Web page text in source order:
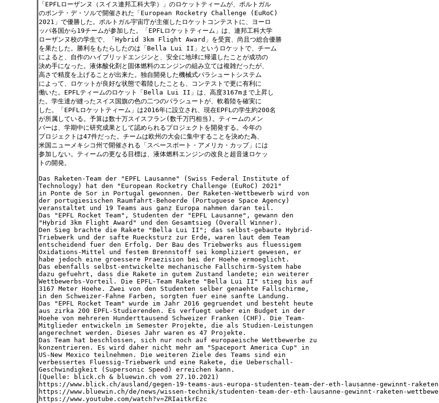
「EPFLローザンヌ（スイス連邦工科大学）」のロケットティームが、ポルトガル
のポンテ・デ・ソルで開催された「European Rocketry Challenge (EuRoC)
2021」で優勝した。ポルトガル宇宙庁が主催したロケットコンテストに、ヨーロ
ッパ各国から19チームが参加した。「EPFLロケットティーム」は、連邦工科大学
ローザンヌ校の学生で、「Hybrid 3km Flight Award」を受賞、尚且つ総合優勝
を果たした。勝利をもたらしたのは「Bella Lui II」というロケットで、チーム
によると、自作のハイブリッドエンジンと、安全に地球に帰還したことが成功の
決め手になった。液体酸化剤と固体燃料のエンジンの組み立ては複雑だったが、
高さで精度を上げることが出来た。独自開発した機械式パラシュートシステム
によって、ロケットが良好な状態で着陸したことも、コンテストで更に有利に
働いた。EPFLティームのロケット「Bella Lui II」は、高度3167mまで上昇し
た。学生達が縫ったスイス国旗の色の二つのパラシュートが、軟着陸を確実に
した。「EPFLロケットティーム」は2016年に設立され、現在EPFLの学生約200名
が所属している。予算は数十万スイスフラン(数千万円相当)。ティームのメン
バーは、学期中に研究成果として認められるプロジェクトを開発する。今年の
プロジェクトは47件だった。チームは欧州の大会に集中することを決めた為、
米国ニューメキシコ州で開催される「スペースポート・アメリカ・カップ」には
参加しない。ティームの更なる目標は、液体燃料エンジンの改良と超音速ロケッ
トの開発。
Das Raketen-Team der "EPFL Lausanne" (Swiss Federal Institute of
Technology) hat den "European Rocketry Challenge (EuRoC) 2021"
in Ponte de Sor in Portugal gewonnen. Der Raketen-Wettbewerb wird von
der portugiesischen Raumfahrt-Behoerde (Portuguese Space Agency)
veranstaltet und 19 Teams aus ganz Europa nahmen daran teil.
Das "EPFL Rocket Team", Studenten der "EPFL Lausanne", gewann den
"Hybrid 3km Flight Award" und den Gesamtsieg (Overall Winner).
Den Sieg brachte die Rakete "Bella Lui II"; das selbst-gebaute Hybrid-
Triebwerk und der safte Ruecksturz zur Erde, waren laut dem Team
entscheidend fuer den Erfolg. Der Bau des Triebwerks aus fluessigem
Oxidations-Mittel und festem Brennstoff sei kompliziert gewesen, er
habe jedoch eine groessere Praezision bei der Hoehe ermoeglicht.
Das ebenfalls selbst-entwickelte mechanische Fallschirm-System habe
dazu gefuehrt, dass die Rakete in gutem Zustand landete; ein weiterer
Wettbewerbs-Vorteil. Die EPFL-Team Rakete "Bella Lui II" stieg bis auf
3167 Meter Hoehe. Zwei von den Studenten selber genaehte Fallschirme,
in den Schweizer-Fahne Farben, sorgten fuer eine sanfte Landung.
Das "EPFL Rocket Team" wurde im Jahr 2016 gegruendet und besteht heute
aus zirka 200 EPFL-Studierenden. Es verfuegt ueber ein Budget in der
Hoehe von mehreren Hunderttausend Schweizer Franken (CHF). Die Team-
Mitglieder entwickeln im Semester Projekte, die als Studien-Leistungen
angerechnet werden. Dieses Jahr waren es 47 Projekte.
Das Team hat beschlossen, sich nur noch auf europaeische Wettbewerbe zu
konzentrieren. Es wird daher nicht mehr am "Spaceport America Cup" in
US-New Mexico teilnehmen. Die weiteren Ziele des Teams sind ein
verbessertes Fluessig-Triebwerk und eine Rakete, die Ueberschall-
Geschwindigkeit (Supersonic Speed) erreichen kann.
(Quelle: blick.ch & bluewin.ch vom 27.10.2021)
https://www.blick.ch/ausland/gegen-19-teams-aus-europa-studenten-team-der-eth-lausanne-gewinnt-
https://www.bluewin.ch/de/news/wissen-technik/studenten-team-der-eth-lausanne-gewinnt-raketen-
https://www.youtube.com/watch?v=ZRIaitkrEzc